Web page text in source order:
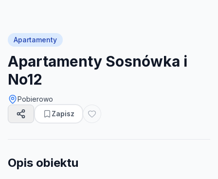
Apartamenty
Apartamenty Sosnówka i
No12
Pobierowo
Zapisz
Opis obiektu